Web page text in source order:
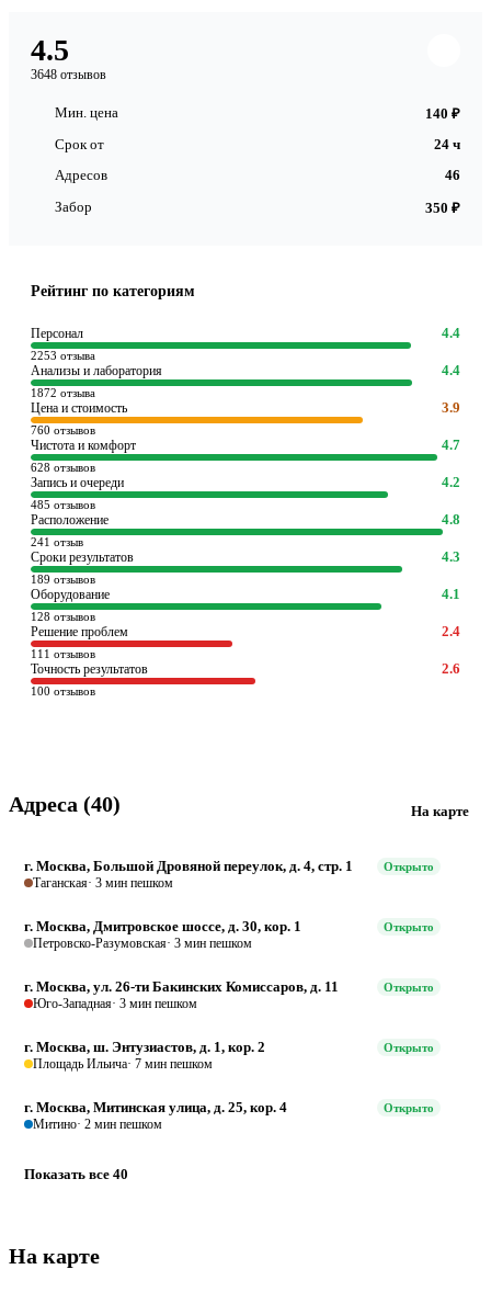
4.5
3648 отзывов
Мин. цена
140 ₽
Срок от
24 ч
Адресов
46
Забор
350 ₽
Рейтинг по категориям
Персонал 4.4
2253 отзыва
Анализы и лаборатория 4.4
1872 отзыва
Цена и стоимость 3.9
760 отзывов
Чистота и комфорт 4.7
628 отзывов
Запись и очереди 4.2
485 отзывов
Расположение 4.8
241 отзыв
Сроки результатов 4.3
189 отзывов
Оборудование 4.1
128 отзывов
Решение проблем 2.4
111 отзывов
Точность результатов 2.6
100 отзывов
Адреса (40) На карте
г. Москва, Большой Дровяной переулок, д. 4, стр. 1 Открыто
Таганская· 3 мин пешком
г. Москва, Дмитровское шоссе, д. 30, кор. 1 Открыто
Петровско-Разумовская· 3 мин пешком
г. Москва, ул. 26-ти Бакинских Комиссаров, д. 11 Открыто
Юго-Западная· 3 мин пешком
г. Москва, ш. Энтузиастов, д. 1, кор. 2 Открыто
Площадь Ильича· 7 мин пешком
г. Москва, Митинская улица, д. 25, кор. 4 Открыто
Митино· 2 мин пешком
Показать все 40
На карте